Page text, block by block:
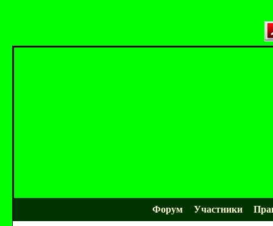
Форум Участники